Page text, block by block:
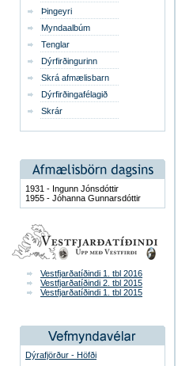
Þingeyri
Myndaalbúm
Tenglar
Dýrfirðingurinn
Skrá afmælisbarn
Dýrfirðingafélagið
Skrár
1931 - Ingunn Jónsdóttir
1955 - Jóhanna Gunnarsdóttir
Vestfjarðatíðindi 1. tbl 2016
Vestfjarðatíðindi 2. tbl 2015
Vestfjarðatíðindi 1. tbl 2015
Dýrafjörður - Höfði